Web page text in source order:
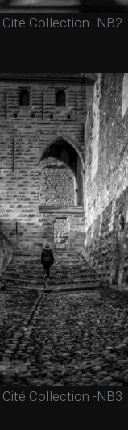
Cité Collection -NB2
Cité Collection -NB3